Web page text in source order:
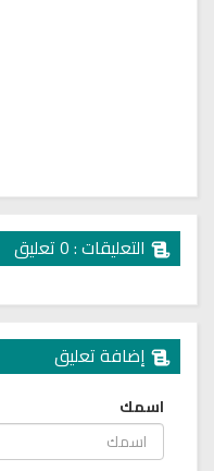
التعليقات : 0 تعليق
إضافة تعليق
اسمك